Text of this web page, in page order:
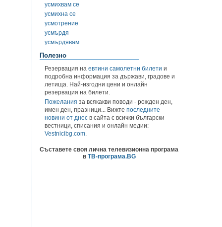
усмихвам се
усмихна се
усмотрение
усмърдя
усмърдявам
Полезно
Резервация на евтини самолетни билети и
подробна информация за държави, градове и
летища. Най-изгодни цени и онлайн
резервация на билети.
Пожелания за всякакви поводи - рожден ден,
имен ден, празници... Вижте последните
новини от днес в сайта с всички български
вестници, списания и онлайн медии:
Vestnicibg.com.
Съставете своя лична телевизионна програма
в ТВ-програма.BG